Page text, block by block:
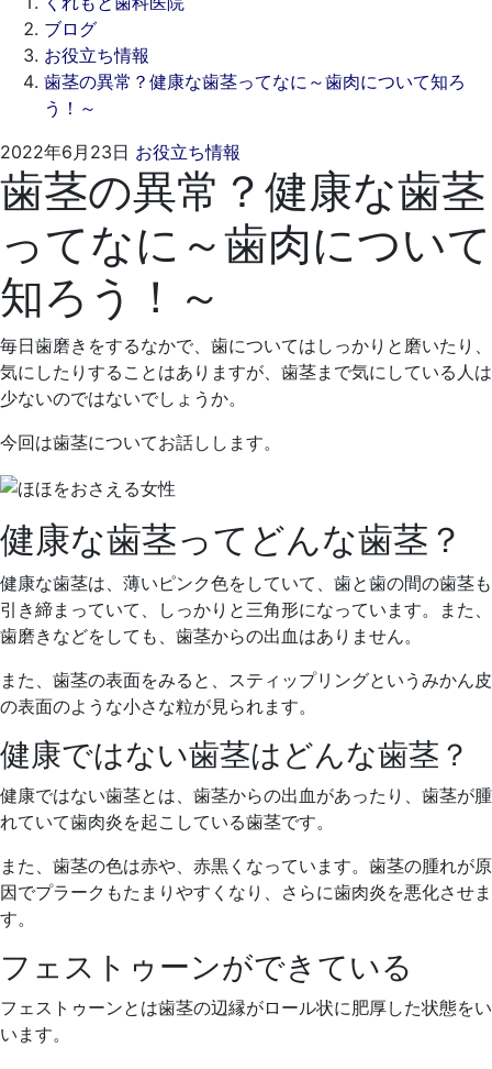
ブログ
お役立ち情報
歯茎の異常？健康な歯茎ってなに～歯肉について知ろ
う！～
2022年6月23日 お役立ち情報
年
5
月
23
れ
も
と
歯
院
歯茎の異常？健康な歯茎
ってなに～歯肉について
知ろう！～
毎日歯磨きをするなかで、歯についてはしっかりと磨いたり、
気にしたりすることはありますが、歯茎まで気にしている人は
少ないのではないでしょうか。
今回は歯茎についてお話しします。
健康な歯茎ってどんな歯茎？
健康な歯茎は、薄いピンク色をしていて、歯と歯の間の歯茎も
引き締まっていて、しっかりと三角形になっています。また、
歯磨きなどをしても、歯茎からの出血はありません。
また、歯茎の表面をみると、スティップリングというみかん皮
の表面のような小さな粒が見られます。
健康ではない歯茎はどんな歯茎？
健康ではない歯茎とは、歯茎からの出血があったり、歯茎が腫
れていて歯肉炎を起こしている歯茎です。
また、歯茎の色は赤や、赤黒くなっています。歯茎の腫れが原
因でプラークもたまりやすくなり、さらに歯肉炎を悪化させま
す。
フェストゥーンができている
フェストゥーンとは歯茎の辺縁がロール状に肥厚した状態をい
います。